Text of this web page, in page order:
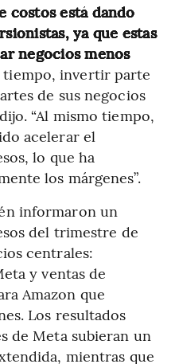
costos está dando
ya que estas
negocios menos
invertir parte
de sus negocios
“Al mismo tiempo,
acelerar el
lo que ha
los márgenes”.
informaron un
del trimestre de
centrales:
y ventas de
Amazon que
Los resultados
de Meta subieran un
mientras que